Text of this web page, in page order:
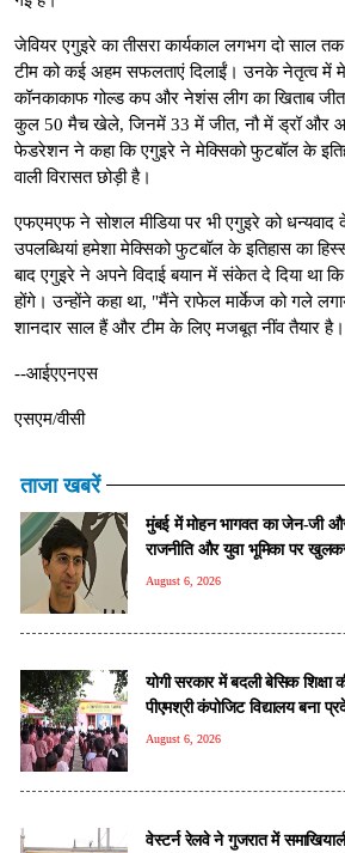
जेवियर एगुइरे का तीसरा कार्यकाल लगभग दो साल
टीम को कई अहम सफलताएं दिलाईं। उनके नेतृत्व में
कॉनकाकाफ गोल्ड कप और नेशंस लीग का खिताब
कुल 50 मैच खेले, जिनमें 33 में जीत, नौ में ड्रॉ और आठ
फेडरेशन ने कहा कि एगुइरे ने मेक्सिको फुटबॉल के
वाली विरासत छोड़ी है।
एफएमएफ ने सोशल मीडिया पर भी एगुइरे को धन्यवाद
उपलब्धियां हमेशा मेक्सिको फुटबॉल के इतिहास का
बाद एगुइरे ने अपने विदाई बयान में संकेत दे दिया था
होंगे। उन्होंने कहा था, "मैंने राफेल मार्केज को गले
शानदार साल हैं और टीम के लिए मजबूत नींव तैयार
--आईएएनएस
एसएम/वीसी
ताजा खबरें
मुंबई में मोहन भागवत का जेन-जी
राजनीति और युवा भूमिका पर
August 6, 2026
योगी सरकार में बदली बेसिक शिक्षा
पीएमश्री कंपोजिट विद्यालय बना
August 6, 2026
वेस्टर्न रेलवे ने गुजरात में